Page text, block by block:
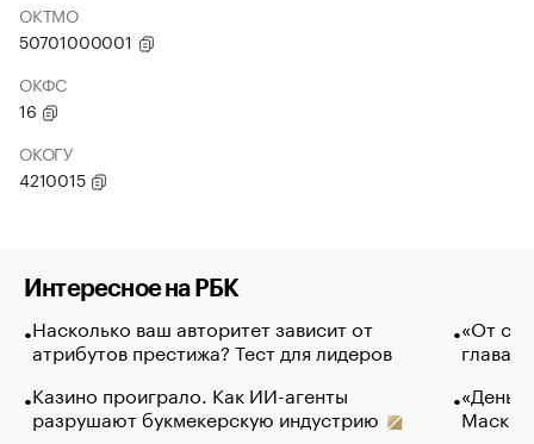
ОКТМО
50701000001
ОКФС
16
ОКОГУ
4210015
Интересное на РБК
Насколько ваш авторитет зависит от
атрибутов престижа? Тест для лидеров
Казино проиграло. Как ИИ-агенты
разрушают букмекерскую индустрию
«От
глава
Маск в